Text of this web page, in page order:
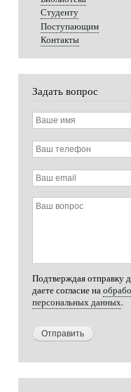
Студенту
Поступающим
Контакты
Задать вопрос
Ваше
имя
Ваш
телефон
Ваш
email
Ваш
Подтверждая отправку
даете согласие на
персональных данных.